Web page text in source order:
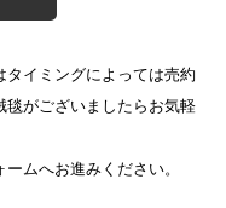
イミングによっては売約
毯がございましたらお気軽
ムへお進みください。